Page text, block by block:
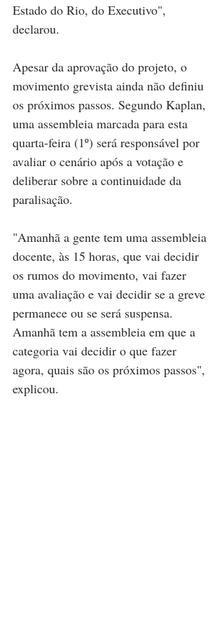
Estado do Rio, do Executivo",
declarou.
Apesar da aprovação do projeto, o
movimento grevista ainda não definiu
os próximos passos. Segundo Kaplan,
uma assembleia marcada para esta
quarta-feira (1º) será responsável por
avaliar o cenário após a votação e
deliberar sobre a continuidade da
paralisação.
"Amanhã a gente tem uma assembleia
docente, às 15 horas, que vai decidir
os rumos do movimento, vai fazer
uma avaliação e vai decidir se a greve
permanece ou se será suspensa.
Amanhã tem a assembleia em que a
categoria vai decidir o que fazer
agora, quais são os próximos passos",
explicou.